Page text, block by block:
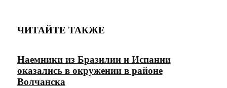
ЧИТАЙТЕ ТАКЖЕ
Наемники из Бразилии и Испании
оказались в окружении в районе
Волчанска